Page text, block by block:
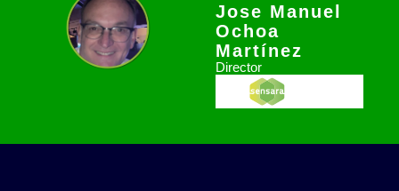
Jose Manuel
Ochoa
Martínez
Director